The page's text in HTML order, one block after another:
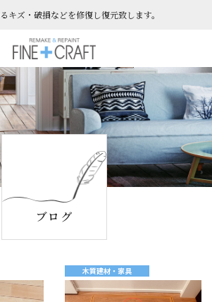
キズ・破損などを​​​​​​​修復し復元致します。
ブログ
木質建材・家具